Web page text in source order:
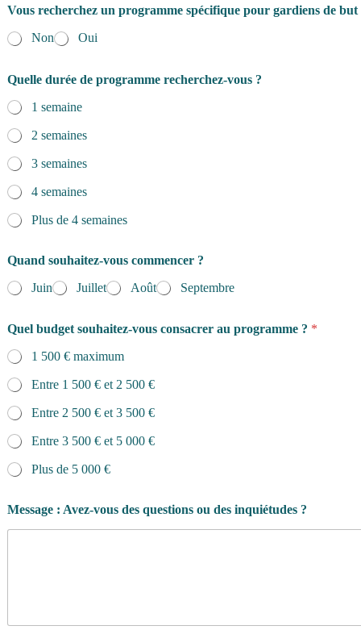
Vous recherchez un programme spécifique pour gardiens de but
Non
Oui
Quelle durée de programme recherchez-vous ?
1 semaine
2 semaines
3 semaines
4 semaines
Plus de 4 semaines
Quand souhaitez-vous commencer ?
Juin
Juillet Août Septembre
Quel budget souhaitez-vous consacrer au programme ? *
1 500 € maximum
Entre 1 500 € et 2 500 €
Entre 2 500 € et 3 500 €
Entre 3 500 € et 5 000 €
Plus de 5 000 €
Message : Avez-vous des questions ou des inquiétudes ?